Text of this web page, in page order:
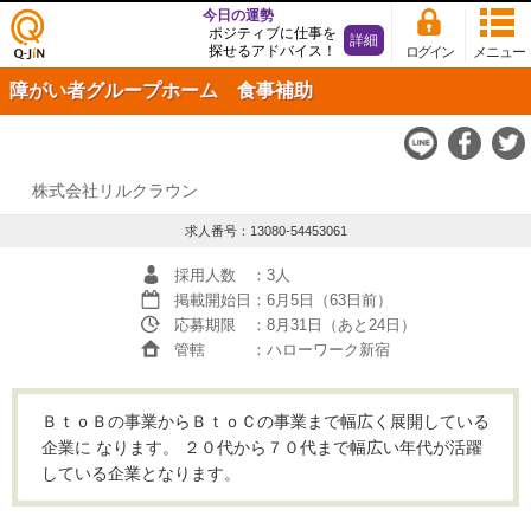
仕事
探し
の求
Q-JiN
メニュー
ログイン
今日の運勢
ポジティブに仕事を
探せるアドバイス！
詳細
障がい者グループホーム 食事補助
株式会社リルクラウン
求人番号：13080-54453061
採用人数
：3人
掲載開始日 ：6月5日（63日前）
応募期限
：8月31日（あと24日）
管轄
：ハローワーク新宿
ＢｔｏＢの事業からＢｔｏＣの事業まで幅広く展開している
企業に なります。 ２０代から７０代まで幅広い年代が活躍
している企業となります。